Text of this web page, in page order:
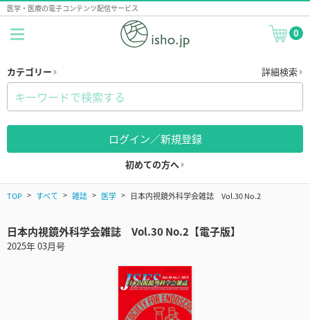
医学・医療の電子コンテンツ配信サービス
0
カテゴリー 詳細検索
ログイン／新規登録
初めての方へ
TOP すべて 雑誌 医学 日本内視鏡外科学会雑誌 Vol.30 No.2
日本内視鏡外科学会雑誌 Vol.30 No.2【電子版】
2025年 03月号